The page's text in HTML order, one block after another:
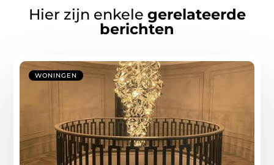
Hier zijn enkele gerelateerde
berichten
WONINGEN